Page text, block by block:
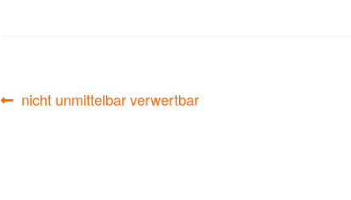
Beitragsnavigation
Vorheriger
nicht unmittelbar verwertbar